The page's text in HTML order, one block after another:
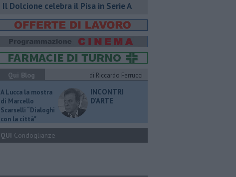
Il Dolcione celebra il Pisa in Serie A
Qui Blog
di Riccardo Ferrucci
A Lucca la mostra
di Marcello
Scarselli “Dialoghi
con la città"
INCONTRI
D'ARTE
QUI Condoglianze